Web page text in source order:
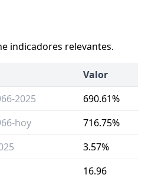
indicadores relevantes.
Valor
2025
690.61%
hoy
716.75%
3.57%
16.96